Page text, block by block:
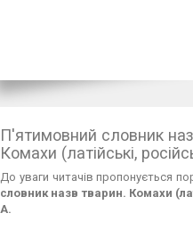
П'ятимовний словник
Комахи (латійські,
До уваги читачів пропонується
словник назв тварин. Комахи
А.